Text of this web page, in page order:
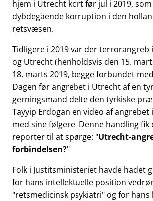
hjem i Utrecht kort før jul i 2019,
dybdegående korruption i den
retsvæsen.
Tidligere i 2019 var der terrorangreb
og Utrecht (henholdsvis den 15.
18. marts 2019, begge forbundet
Dagen før angrebet i Utrecht af en
gerningsmand delte den tyrkiske
Tayyip Erdogan en video af angrebet
med sine følgere. Denne handling fik
reporter til at spørge: Utrecht-
forbindelsen?
Folk i Justitsministeriet havde hadet
for hans intellektuelle position
retsmedicinsk psykiatri og for